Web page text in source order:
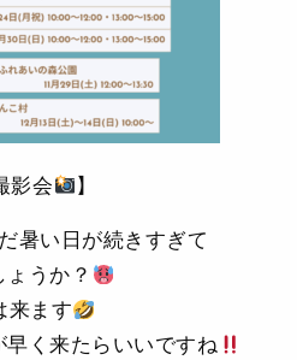
影会
】
暑い日が続きすぎて
うか？
来ます
く来たらいいですね